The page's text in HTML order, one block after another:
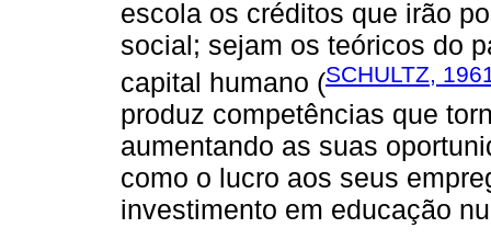
escola os créditos que irão
social; sejam os teóricos do
capital humano (SCHULTZ,
produz competências que
aumentando as suas
como o lucro aos seus
investimento em educação